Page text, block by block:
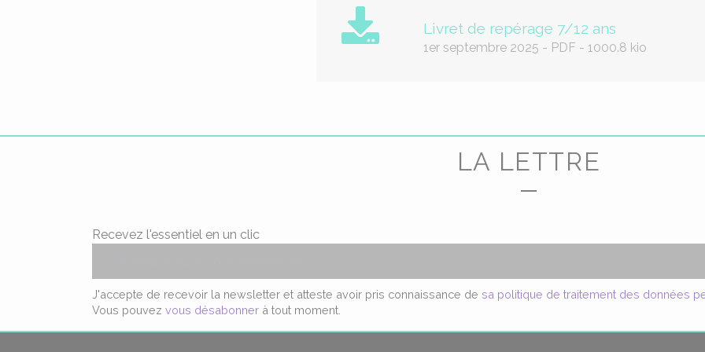
Livret de repérage 7/12 ans
1er septembre 2025 - PDF - 1000.8 kio
LA LETTRE
Recevez l'essentiel en un clic
J'accepte de recevoir la newsletter et atteste avoir pris connaissance de sa politique de traitement des données
Vous pouvez vous désabonner à tout moment.